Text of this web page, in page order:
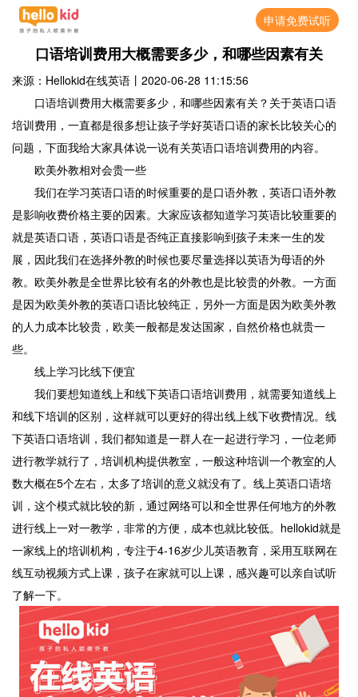
申请免费试听
口语培训费用大概需要多少，和哪些因素有关
来源：Hellokid在线英语 丨 2020-06-28 11:15:56
口语培训费用大概需要多少，和哪些因素有关？关于英语口语
培训费用，一直都是很多想让孩子学好英语口语的家长比较关心的
问题，下面我给大家具体说一说有关英语口语培训费用的内容。
欧美外教相对会贵一些
我们在学习英语口语的时候重要的是口语外教，英语口语外教
是影响收费价格主要的因素。大家应该都知道学习英语比较重要的
就是英语口语，英语口语是否纯正直接影响到孩子未来一生的发
展，因此我们在选择外教的时候也要尽量选择以英语为母语的外
教。欧美外教是全世界比较有名的外教也是比较贵的外教。一方面
是因为欧美外教的英语口语比较纯正，另外一方面是因为欧美外教
的人力成本比较贵，欧美一般都是发达国家，自然价格也就贵一
些。
线上学习比线下便宜
我们要想知道线上和线下英语口语培训费用，就需要知道线上
和线下培训的区别，这样就可以更好的得出线上线下收费情况。线
下英语口语培训，我们都知道是一群人在一起进行学习，一位老师
进行教学就行了，培训机构提供教室，一般这种培训一个教室的人
数大概在5个左右，太多了培训的意义就没有了。线上英语口语培
训，这个模式就比较的新，通过网络可以和全世界任何地方的外教
进行线上一对一教学，非常的方便，成本也就比较低。hellokid就是
一家线上的培训机构，专注于4-16岁少儿英语教育，采用互联网在
线互动视频方式上课，孩子在家就可以上课，感兴趣可以亲自试听
了解一下。